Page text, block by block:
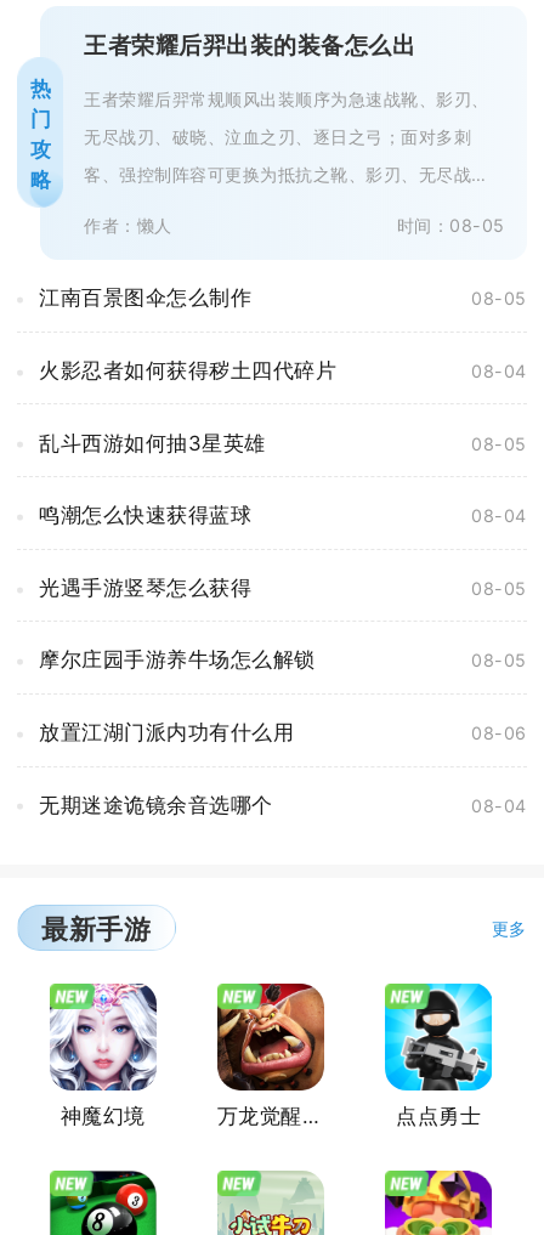
热
门
攻
略
王者荣耀后羿出装的装备怎么出
王者荣耀后羿常规顺风出装顺序为急速战靴、影刃、
无尽战刃、破晓、泣血之刃、逐日之弓；面对多刺
客、强控制阵容可更换为抵抗之靴、影刃、无尽战
作者：懒人 时间：08-05
江南百景图伞怎么制作 08-05
火影忍者如何获得秽土四代碎片 08-04
乱斗西游如何抽3星英雄 08-05
鸣潮怎么快速获得蓝球 08-04
光遇手游竖琴怎么获得 08-05
摩尔庄园手游养牛场怎么解锁 08-05
放置江湖门派内功有什么用 08-06
无期迷途诡镜余音选哪个 08-04
最新手游 更多
神魔幻境 万龙觉醒魔兽战场 点点勇士